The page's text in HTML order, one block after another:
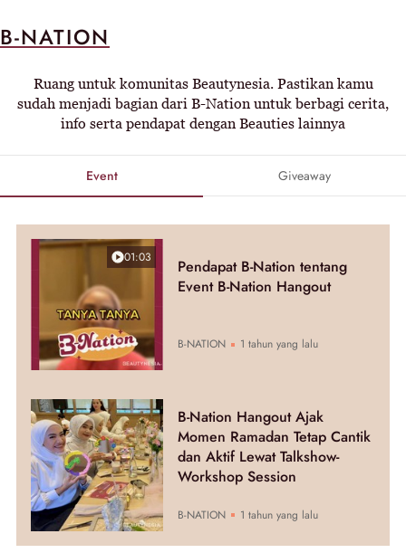
B-NATION
Ruang untuk komunitas Beautynesia. Pastikan kamu
sudah menjadi bagian dari B-Nation untuk berbagi cerita,
info serta pendapat dengan Beauties lainnya
Event Giveaway
01:03
Pendapat B-Nation tentang
Event B-Nation Hangout
B-NATION 1 tahun yang lalu
B-Nation Hangout Ajak
Momen Ramadan Tetap Cantik
dan Aktif Lewat Talkshow-
Workshop Session
B-NATION 1 tahun yang lalu